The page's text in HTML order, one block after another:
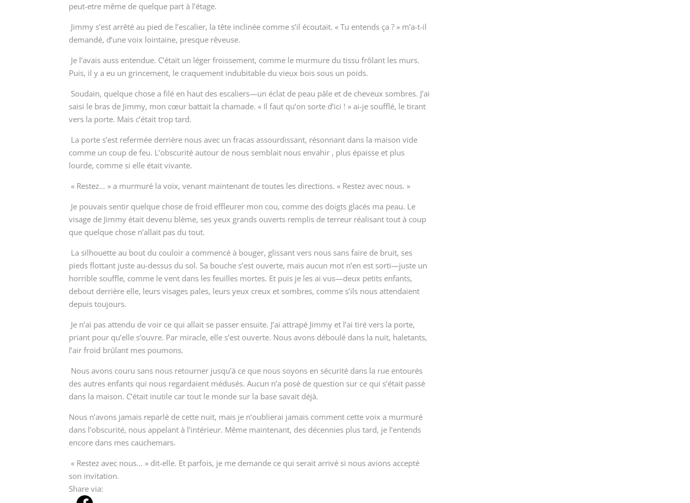
peut-etre même de quelque part à l’étage.
Jimmy s’est arrêté au pied de l’escalier, la tête inclinée comme s’il écoutait. « Tu entends ça ? » m’a-t-il
demandé, d’une voix lointaine, presque rêveuse.
Je l’avais auss entendue. C’était un léger froissement, comme le murmure du tissu frôlant les murs.
Puis, il y a eu un grincement, le craquement indubitable du vieux bois sous un poids.
Soudain, quelque chose a filé en haut des escaliers—un éclat de peau pâle et de cheveux sombres. J’ai
saisi le bras de Jimmy, mon cœur battait la chamade. « Il faut qu’on sorte d’ici ! » ai-je soufflé, le tirant
vers la porte. Mais c’était trop tard.
La porte s’est refermée derrière nous avec un fracas assourdissant, résonnant dans la maison vide
comme un coup de feu. L’obscurité autour de nous semblait nous envahir , plus épaisse et plus
lourde, comme si elle était vivante.
« Restez… » a murmuré la voix, venant maintenant de toutes les directions. « Restez avec nous. »
Je pouvais sentir quelque chose de froid effleurer mon cou, comme des doigts glacés ma peau. Le
visage de Jimmy était devenu blème, ses yeux grands ouverts remplis de terreur réalisant tout à coup
que quelque chose n’allait pas du tout.
La silhouette au bout du couloir a commencé à bouger, glissant vers nous sans faire de bruit, ses
pieds flottant juste au-dessus du sol. Sa bouche s’est ouverte, mais aucun mot n’en est sorti—juste un
horrible souffle, comme le vent dans les feuilles mortes. Et puis je les ai vus—deux petits enfants,
debout derrière elle, leurs visages pales, leurs yeux creux et sombres, comme s’ils nous attendaient
depuis toujours.
Je n’ai pas attendu de voir ce qui allait se passer ensuite. J’ai attrapé Jimmy et l’ai tiré vers la porte,
priant pour qu’elle s’ouvre. Par miracle, elle s’est ouverte. Nous avons déboulé dans la nuit, haletants,
l’air froid brûlant mes poumons.
Nous avons couru sans nous retourner jusqu’à ce que nous soyons en sécurité dans la rue entourés
des autres enfants qui nous regardaient médusés. Aucun n’a posé de question sur ce qui s’était passé
dans la maison. C’était inutile car tout le monde sur la base savait déjà.
Nous n’avons jamais reparlé de cette nuit, mais je n’oublierai jamais comment cette voix a murmuré
dans l’obscurité, nous appelant à l’intérieur. Même maintenant, des décennies plus tard, je l’entends
encore dans mes cauchemars.
« Restez avec nous… » dit-elle. Et parfois, je me demande ce qui serait arrivé si nous avions accepté
son invitation.
Share via: